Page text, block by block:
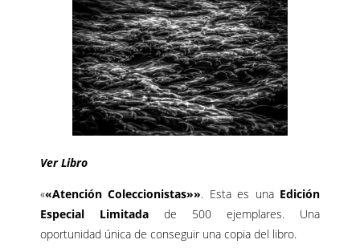
Ver Libro
««Atención Coleccionistas»». Esta es una Edición
Especial Limitada de 500 ejemplares. Una
oportunidad única de conseguir una copia del libro.